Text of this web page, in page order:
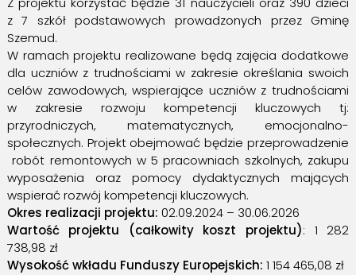
z 7 szkół podstawowych prowadzonych przez Gminę
Szemud.
W ramach projektu realizowane będą zajęcia dodatkowe
dla uczniów z trudnościami w zakresie określania swoich
celów zawodowych, wspierające uczniów z trudnościami
w zakresie rozwoju kompetencji kluczowych tj:
przyrodniczych, matematycznych, emocjonalno-
społecznych. Projekt obejmować będzie przeprowadzenie
robót remontowych w 5 pracowniach szkolnych, zakupu
wyposażenia oraz pomocy dydaktycznych mających
wspierać rozwój kompetencji kluczowych.
Okres realizacji projektu: 02.09.2024 – 30.06.2026
Wartość projektu (całkowity koszt projektu): 1 282
738,98 zł
Wysokość wkładu Funduszy Europejskich: 1 154 465,08 zł